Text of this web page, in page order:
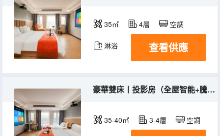
35㎡ 4層 空調
淋浴 查看供應
豪華雙床丨投影房（全屋智能+騰訊vip+定製床墊）
35-40㎡ 3-4層 空調